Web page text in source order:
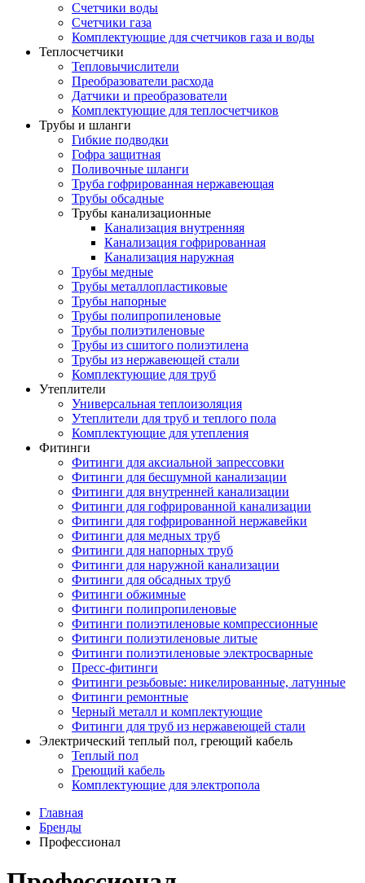
Счетчики воды
Счетчики газа
Комплектующие для счетчиков газа и воды
Теплосчетчики
Тепловычислители
Преобразователи расхода
Датчики и преобразователи
Комплектующие для теплосчетчиков
Трубы и шланги
Гибкие подводки
Гофра защитная
Поливочные шланги
Труба гофрированная нержавеющая
Трубы обсадные
Трубы канализационные
Канализация внутренняя
Канализация гофрированная
Канализация наружная
Трубы медные
Трубы металлопластиковые
Трубы напорные
Трубы полипропиленовые
Трубы полиэтиленовые
Трубы из сшитого полиэтилена
Трубы из нержавеющей стали
Комплектующие для труб
Утеплители
Универсальная теплоизоляция
Утеплители для труб и теплого пола
Комплектующие для утепления
Фитинги
Фитинги для аксиальной запрессовки
Фитинги для бесшумной канализации
Фитинги для внутренней канализации
Фитинги для гофрированной канализации
Фитинги для гофрированной нержавейки
Фитинги для медных труб
Фитинги для напорных труб
Фитинги для наружной канализации
Фитинги для обсадных труб
Фитинги обжимные
Фитинги полипропиленовые
Фитинги полиэтиленовые компрессионные
Фитинги полиэтиленовые литые
Фитинги полиэтиленовые электросварные
Пресс-фитинги
Фитинги резьбовые: никелированные, латунные
Фитинги ремонтные
Черный металл и комплектующие
Фитинги для труб из нержавеющей стали
Электрический теплый пол, греющий кабель
Теплый пол
Греющий кабель
Комплектующие для электропола
Главная
Бренды
Профессионал